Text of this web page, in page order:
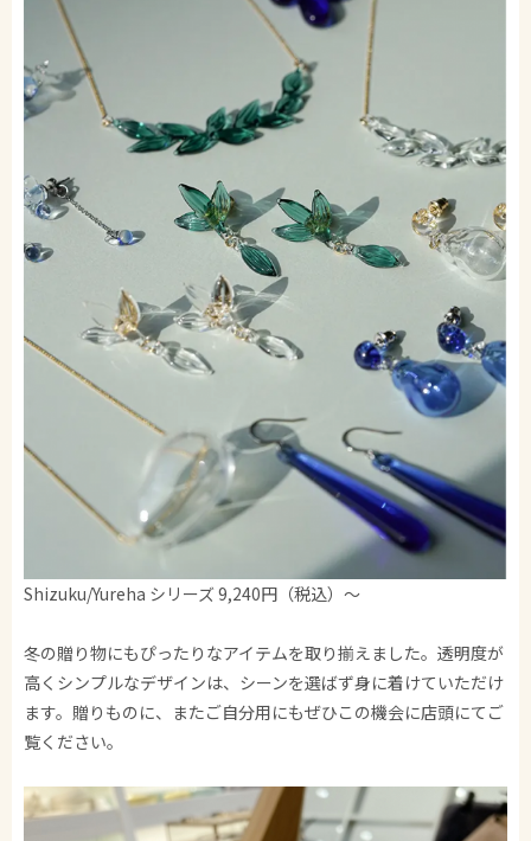
Shizuku/Yureha シリーズ 9,240円（税込）～
冬の贈り物にもぴったりなアイテムを取り揃えました。透明度が
高くシンプルなデザインは、シーンを選ばず身に着けていただけ
ます。贈りものに、またご自分用にもぜひこの機会に店頭にてご
覧ください。